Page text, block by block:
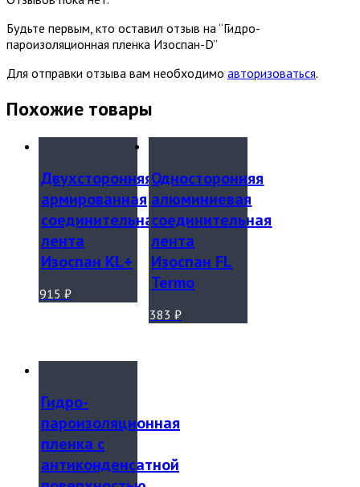
Будьте первым, кто оставил отзыв на “Гидро-
пароизоляционная пленка Изоспан-D”
Для отправки отзыва вам необходимо авторизоваться.
Похожие товары
Двухсторонняя
армированная
соединительная
лента
Изоспан KL+
915 ₽
Односторонняя
алюминиевая
соединительная
лента
Изоспан FL
Termo
383₽
Гидро-
пароизоляционная
пленка с
антиконденсатной